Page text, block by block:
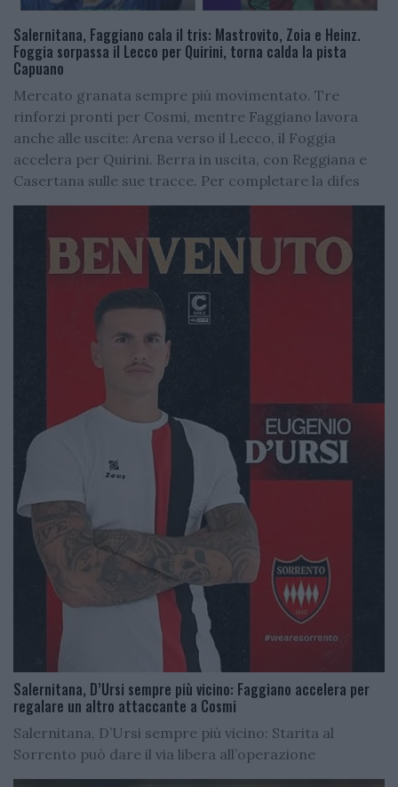
Salernitana, Faggiano cala il tris: Mastrovito, Zoia e Heinz.
Foggia sorpassa il Lecco per Quirini, torna calda la pista
Capuano
Mercato granata sempre più movimentato. Tre
rinforzi pronti per Cosmi, mentre Faggiano lavora
anche alle uscite: Arena verso il Lecco, il Foggia
accelera per Quirini. Berra in uscita, con Reggiana e
Casertana sulle sue tracce. Per completare la difes
Salernitana, D’Ursi sempre più vicino: Faggiano accelera per
regalare un altro attaccante a Cosmi
Salernitana, D’Ursi sempre più vicino: Starita al
Sorrento può dare il via libera all’operazione